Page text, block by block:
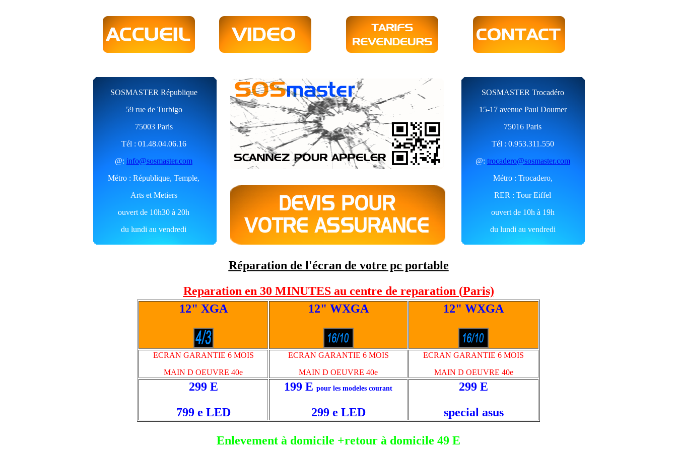
SOSMASTER République
59 rue de Turbigo
75003 Paris
Tél : 01.48.04.06.16
@: info@sosmaster.com
Métro : République, Temple,
Arts et Metiers
ouvert de 10h30 à 20h
du lundi au vendredi
SOSMASTER Trocadéro
15-17 avenue Paul Doumer
75016 Paris
Tél : 0.953.311.550
@: trocadero@sosmaster.com
Métro : Trocadero,
RER : Tour Eiffel
ouvert de 10h à 19h
du lundi au vendredi
Réparation de l'écran de votre pc portable
Reparation en 30 MINUTESau centre de reparation (Paris)
12" XGA
12" WXGA 12" WXGA
ECRAN GARANTIE 6 MOIS
MAIN D OEUVRE 40e
ECRAN GARANTIE 6 MOIS
MAIN D OEUVRE 40e
ECRAN GARANTIE 6 MOIS
MAIN D OEUVRE 40e
299 E
799 e LED
199 E pour les modeles courant
299 e LED
299 E
special asus
Enlevement à domicile +retour à domicile 49 E